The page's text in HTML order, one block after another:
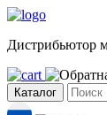
Дистрибьютор
Каталог